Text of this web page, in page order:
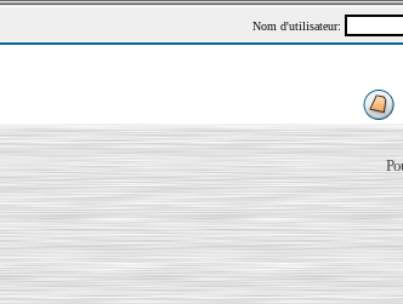
Nom d'utilisateur: